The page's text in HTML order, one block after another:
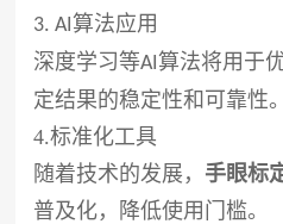
3. AI 算法应用
深度学习等AI 算法将用于
定结果的稳定性和可靠性。
4.标准化工具
随着技术的发展， 手眼标
普及化，降低使用门槛。